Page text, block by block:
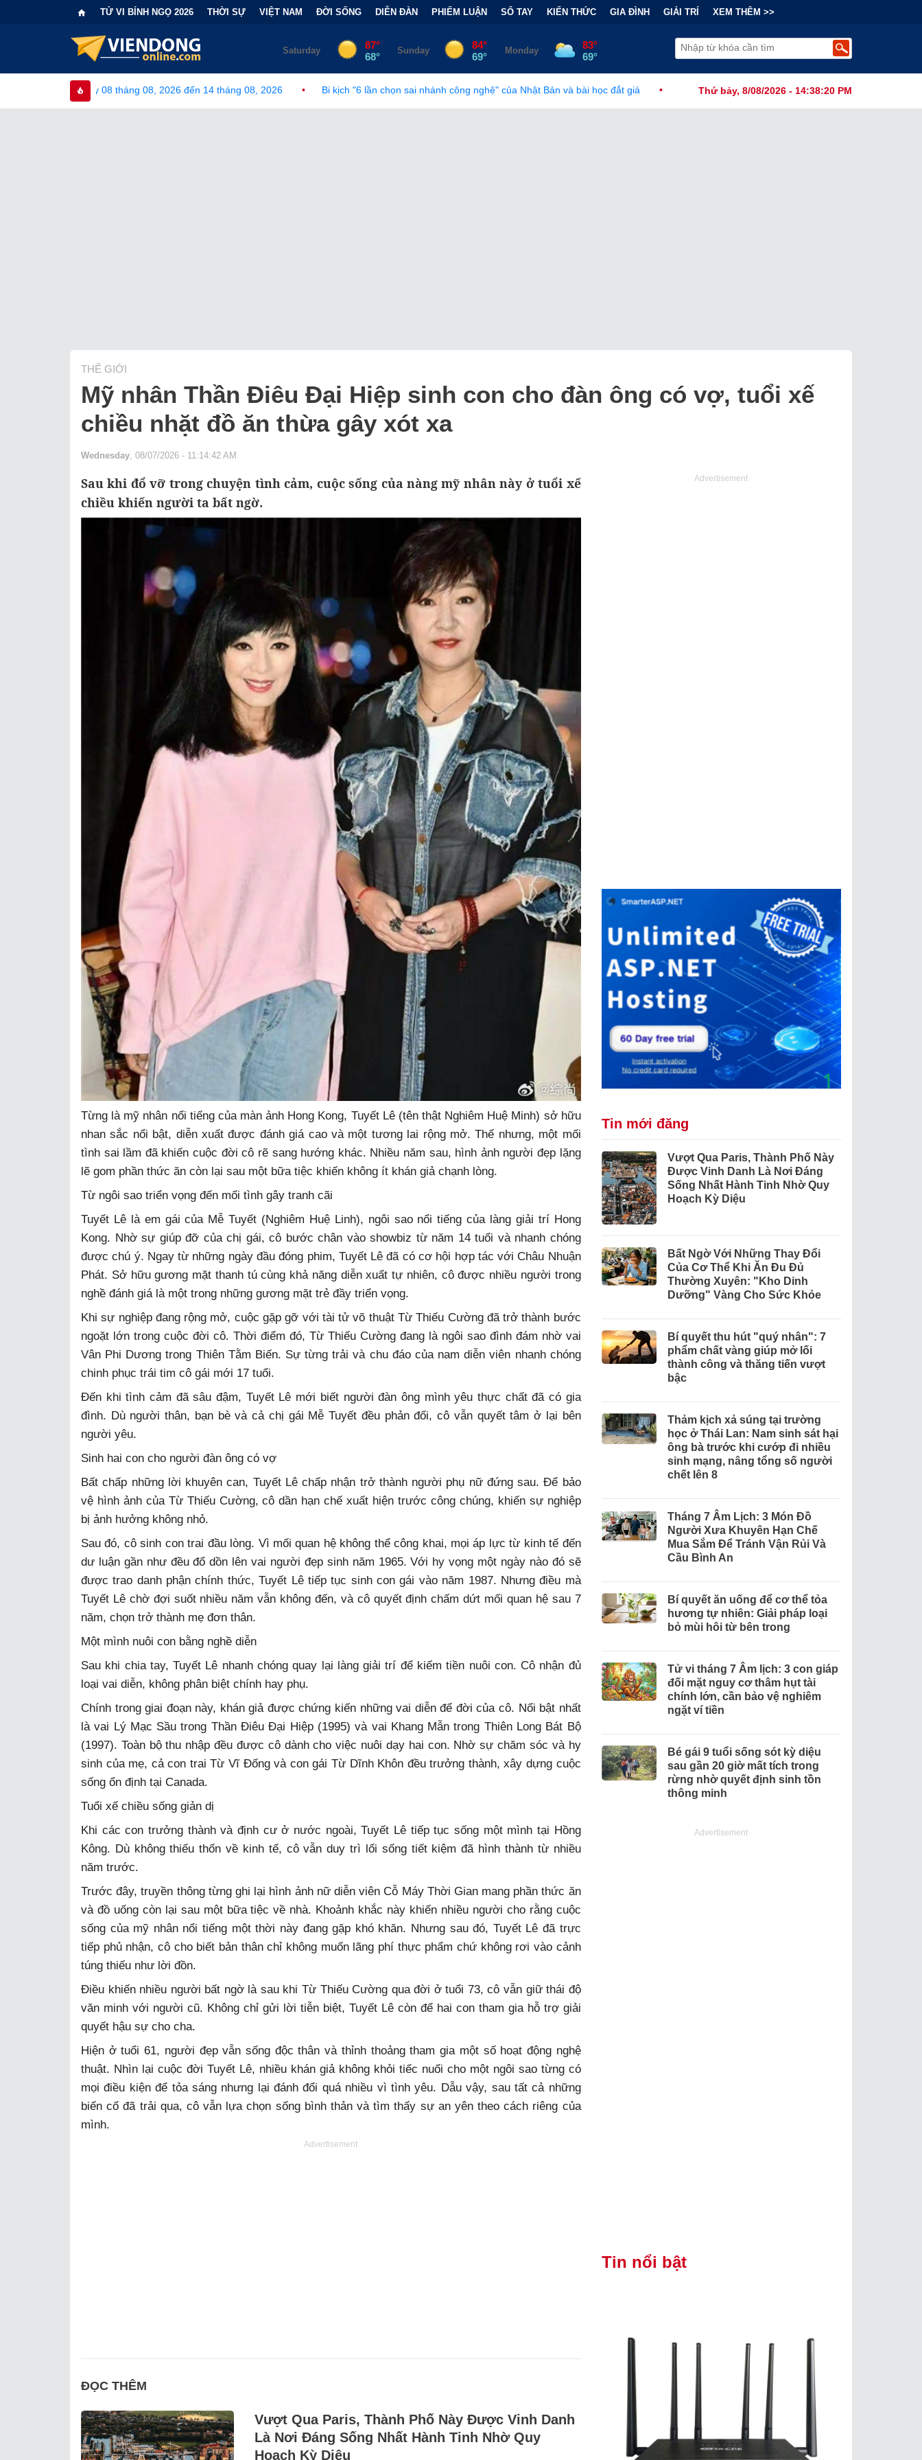
TỬ VI BÍNH NGỌ 2026 THỜI SỰ VIỆT NAM ĐỜI SỐNG DIỄN ĐÀN PHIẾM LUẬN SỔ TAY KIẾN THỨC GIA ĐÌNH GIẢI TRÍ XEM THÊM >>
Thứ bảy, 8/08/2026 - 14:38:22 PM
tháng 08, 2026 đến 14 tháng 08, 2026 • Bi kịch "6 lần chọn sai nhánh công nghệ" của Nhật Bản và bài học đắt giá • Bẫy Tài Chính Đằng Sau "Cơn Sốt" Trà Sữa Nhượng Quyền: Lợi Nhuận Thuộc
THẾ GIỚI
Mỹ nhân Thần Điêu Đại Hiệp sinh con cho đàn ông có vợ, tuổi xế
chiều nhặt đồ ăn thừa gây xót xa
Wednesday , 08/07/2026 - 11:14:42 AM
Sau khi đổ vỡ trong chuyện tình cảm, cuộc sống của nàng mỹ nhân này ở tuổi xế
chiều khiến người ta bất ngờ.
Từng là mỹ nhân nổi tiếng của màn ảnh Hong Kong, Tuyết Lê (tên thật Nghiêm Huệ Minh) sở hữu
nhan sắc nổi bật, diễn xuất được đánh giá cao và một tương lai rộng mở. Thế nhưng, một mối
tình sai lầm đã khiến cuộc đời cô rẽ sang hướng khác. Nhiều năm sau, hình ảnh người đẹp lặng
lẽ gom phần thức ăn còn lại sau một bữa tiệc khiến không ít khán giả chạnh lòng.
Từ ngôi sao triển vọng đến mối tình gây tranh cãi
Tuyết Lê là em gái của Mễ Tuyết (Nghiêm Huệ Linh), ngôi sao nổi tiếng của làng giải trí Hong
Kong. Nhờ sự giúp đỡ của chị gái, cô bước chân vào showbiz từ năm 14 tuổi và nhanh chóng
được chú ý. Ngay từ những ngày đầu đóng phim, Tuyết Lê đã có cơ hội hợp tác với Châu Nhuận
Phát. Sở hữu gương mặt thanh tú cùng khả năng diễn xuất tự nhiên, cô được nhiều người trong
nghề đánh giá là một trong những gương mặt trẻ đầy triển vọng.
Khi sự nghiệp đang rộng mở, cuộc gặp gỡ với tài tử võ thuật Từ Thiếu Cường đã trở thành bước
ngoặt lớn trong cuộc đời cô. Thời điểm đó, Từ Thiếu Cường đang là ngôi sao đình đám nhờ vai
Vân Phi Dương trong Thiên Tằm Biến. Sự từng trải và chu đáo của nam diễn viên nhanh chóng
chinh phục trái tim cô gái mới 17 tuổi.
Đến khi tình cảm đã sâu đậm, Tuyết Lê mới biết người đàn ông mình yêu thực chất đã có gia
đình. Dù người thân, bạn bè và cả chị gái Mễ Tuyết đều phản đối, cô vẫn quyết tâm ở lại bên
người yêu.
Sinh hai con cho người đàn ông có vợ
Bất chấp những lời khuyên can, Tuyết Lê chấp nhận trở thành người phụ nữ đứng sau. Để bảo
vệ hình ảnh của Từ Thiếu Cường, cô dần hạn chế xuất hiện trước công chúng, khiến sự nghiệp
bị ảnh hưởng không nhỏ.
Sau đó, cô sinh con trai đầu lòng. Vì mối quan hệ không thể công khai, mọi áp lực từ kinh tế đến
dư luận gần như đều đổ dồn lên vai người đẹp sinh năm 1965. Với hy vọng một ngày nào đó sẽ
được trao danh phận chính thức, Tuyết Lê tiếp tục sinh con gái vào năm 1987. Nhưng điều mà
Tuyết Lê chờ đợi suốt nhiều năm vẫn không đến, và cô quyết định chấm dứt mối quan hệ sau 7
năm, chọn trở thành mẹ đơn thân.
Một mình nuôi con bằng nghề diễn
Sau khi chia tay, Tuyết Lê nhanh chóng quay lại làng giải trí để kiếm tiền nuôi con. Cô nhận đủ
loại vai diễn, không phân biệt chính hay phụ.
Chính trong giai đoạn này, khán giả được chứng kiến những vai diễn để đời của cô. Nổi bật nhất
là vai Lý Mạc Sầu trong Thần Điêu Đại Hiệp (1995) và vai Khang Mẫn trong Thiên Long Bát Bộ
(1997). Toàn bộ thu nhập đều được cô dành cho việc nuôi dạy hai con. Nhờ sự chăm sóc và hy
sinh của mẹ, cả con trai Từ Vĩ Đống và con gái Từ Dĩnh Khôn đều trưởng thành, xây dựng cuộc
sống ổn định tại Canada.
Tuổi xế chiều sống giản dị
Khi các con trưởng thành và định cư ở nước ngoài, Tuyết Lê tiếp tục sống một mình tại Hồng
Kông. Dù không thiếu thốn về kinh tế, cô vẫn duy trì lối sống tiết kiệm đã hình thành từ nhiều
năm trước.
Trước đây, truyền thông từng ghi lại hình ảnh nữ diễn viên Cỗ Máy Thời Gian mang phần thức ăn
và đồ uống còn lại sau một bữa tiệc về nhà. Khoảnh khắc này khiến nhiều người cho rằng cuộc
sống của mỹ nhân nổi tiếng một thời này đang gặp khó khăn. Nhưng sau đó, Tuyết Lê đã trực
tiếp phủ nhận, cô cho biết bản thân chỉ không muốn lãng phí thực phẩm chứ không rơi vào cảnh
túng thiếu như lời đồn.
Điều khiến nhiều người bất ngờ là sau khi Từ Thiếu Cường qua đời ở tuổi 73, cô vẫn giữ thái độ
văn minh với người cũ. Không chỉ gửi lời tiễn biệt, Tuyết Lê còn để hai con tham gia hỗ trợ giải
quyết hậu sự cho cha.
Hiện ở tuổi 61, người đẹp vẫn sống độc thân và thỉnh thoảng tham gia một số hoạt động nghệ
thuật. Nhìn lại cuộc đời Tuyết Lê, nhiều khán giả không khỏi tiếc nuối cho một ngôi sao từng có
mọi điều kiện để tỏa sáng nhưng lại đánh đổi quá nhiều vì tình yêu. Dẫu vậy, sau tất cả những
biến cố đã trải qua, cô vẫn lựa chọn sống bình thản và tìm thấy sự an yên theo cách riêng của
mình.
Advertisement
ĐỌC THÊM
Vượt Qua Paris, Thành Phố Này Được Vinh Danh
Là Nơi Đáng Sống Nhất Hành Tinh Nhờ Quy
Hoạch Kỳ Diệu
Advertisement
Tin mới đăng
Vượt Qua Paris, Thành Phố Này
Được Vinh Danh Là Nơi Đáng
Sống Nhất Hành Tinh Nhờ Quy
Hoạch Kỳ Diệu
Bất Ngờ Với Những Thay Đổi
Của Cơ Thể Khi Ăn Đu Đủ
Thường Xuyên: "Kho Dinh
Dưỡng" Vàng Cho Sức Khỏe
Bí quyết thu hút "quý nhân": 7
phẩm chất vàng giúp mở lối
thành công và thăng tiến vượt
bậc
Thảm kịch xả súng tại trường
học ở Thái Lan: Nam sinh sát hại
ông bà trước khi cướp đi nhiều
sinh mạng, nâng tổng số người
chết lên 8
Tháng 7 Âm Lịch: 3 Món Đồ
Người Xưa Khuyên Hạn Chế
Mua Sắm Để Tránh Vận Rủi Và
Cầu Bình An
Bí quyết ăn uống để cơ thể tỏa
hương tự nhiên: Giải pháp loại
bỏ mùi hôi từ bên trong
Tử vi tháng 7 Âm lịch: 3 con giáp
đối mặt nguy cơ thâm hụt tài
chính lớn, cần bảo vệ nghiêm
ngặt ví tiền
Bé gái 9 tuổi sống sót kỳ diệu
sau gần 20 giờ mất tích trong
rừng nhờ quyết định sinh tồn
thông minh
Advertisement
Tin nổi bật